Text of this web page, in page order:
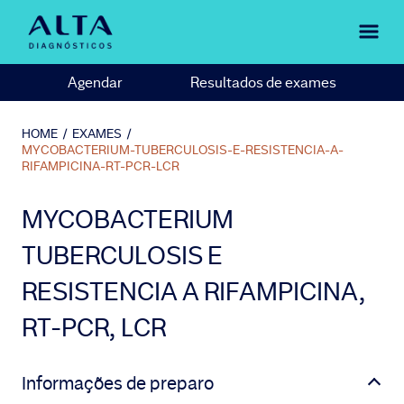
Agendar Resultados de exames
HOME / EXAMES /
MYCOBACTERIUM-TUBERCULOSIS-E-RESISTENCIA-A-
RIFAMPICINA-RT-PCR-LCR
MYCOBACTERIUM
TUBERCULOSIS E
RESISTENCIA A RIFAMPICINA,
RT-PCR, LCR
Informações de preparo